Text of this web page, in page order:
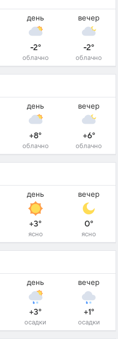
день
-2°
облачно
вечер
-2°
облачно
день
+8°
облачно
вечер
+6°
облачно
день
+3°
ясно
вечер
0°
ясно
день
+3°
осадки
вечер
+1°
осадки